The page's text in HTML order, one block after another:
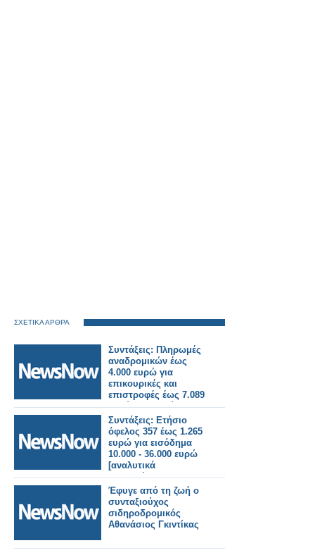
ΣΧΕΤΙΚΑ ΑΡΘΡΑ
Συντάξεις: Πληρωμές
αναδρομικών έως
4.000 ευρώ για
επικουρικές και
επιστροφές έως 7.089
ευρώ για χηρείας - Οι
δικαιούχοι ανά
κατηγορία.
Συντάξεις: Ετήσιο
όφελος 357 έως 1.265
ευρώ για εισόδημα
10.000 - 36.000 ευρώ
[αναλυτικά
παραδείγματα και
πίνακες]
Έφυγε από τη ζωή ο
συνταξιούχος
σιδηροδρομικός
Αθανάσιος Γκιντίκας